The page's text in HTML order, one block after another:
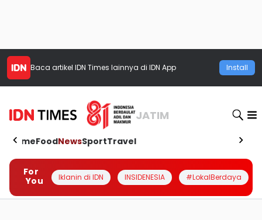
Baca artikel IDN Times lainnya di IDN App Install
JATIM
HomeFoodNewsSportTravel
For
You
Iklanin di IDN INSIDENESIA #LokalBerdaya